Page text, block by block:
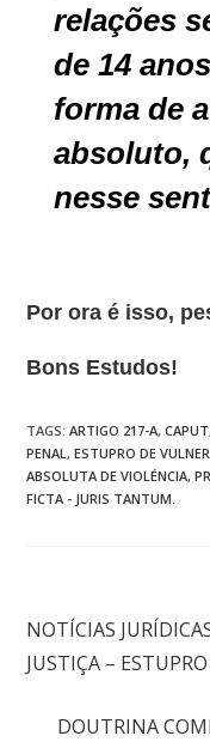
relações
de 14
forma de
absoluto,
nesse
Por ora é isso,
Bons Estudos!
TAGS:ARTIGO 217-A, CAPUT
PENAL , ESTUPRO DE
ABSOLUTA DE VIOLÉNCIA,
FICTA - JURIS TANTUM.
NOTÍCIAS
JUSTIÇA –
DOUTRINA